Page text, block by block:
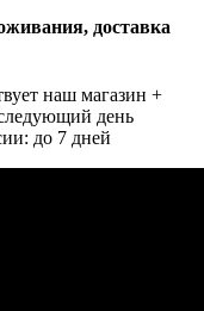
доставка
наш магазин +
день
до 7 дней